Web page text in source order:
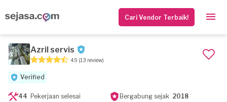
Cari Vendor Terbaik!
Azril servis
4.9 (13 review)
Verified
44 Pekerjaan selesai Bergabung sejak 2018